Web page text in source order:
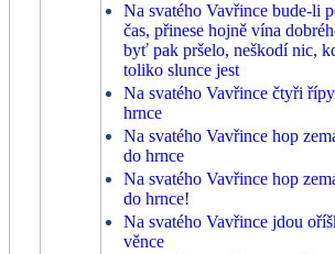
Na svatého Vavřince bude-li
čas, přinese hojně vína
byť pak pršelo, neškodí nic,
toliko slunce jest
Na svatého Vavřince čtyři
hrnce
Na svatého Vavřince hop
do hrnce
Na svatého Vavřince hop
do hrnce!
Na svatého Vavřince jdou
věnce